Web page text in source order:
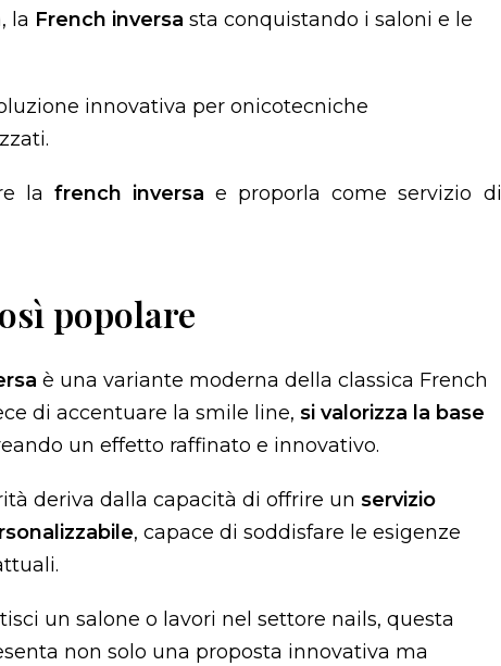
la French inversa sta conquistando i saloni e le
innovativa per onicotecniche
lafrench inversa e proporla come servizio di
popolare
è una variante moderna della classica French
di accentuare la smile line, si valorizza la base
un effetto raffinato e innovativo.
deriva dalla capacità di offrire un servizio
, capace di soddisfare le esigenze
un salone o lavori nel settore nails, questa
non solo una proposta innovativa ma